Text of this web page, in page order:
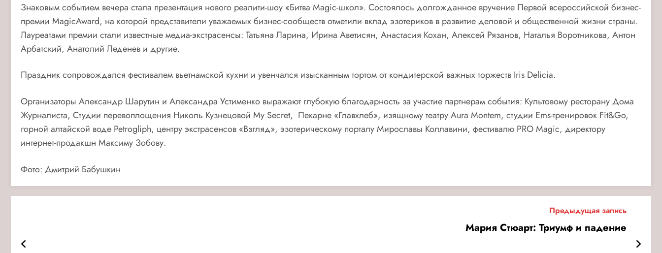
Знаковым событием вечера стала презентация нового реалити-шоу «Битва Magic-школ». Состоялось долгожданное вручение Первой всероссийской бизнес-
премии MagicAward, на которой представители уважаемых бизнес-сообществ отметили вклад эзотериков в развитие деловой и общественной жизни страны.
Лауреатами премии стали известные медиа-экстрасенсы: Татьяна Ларина, Ирина Аветисян, Анастасия Кохан, Алексей Рязанов, Наталья Воротникова, Антон
Арбатский, Анатолий Леденев и другие.
Праздник сопровождался фестивалем вьетнамской кухни и увенчался изысканным тортом от кондитерской важных торжеств Iris Delicia.
Организаторы Александр Шарутин и Александра Устименко выражают глубокую благодарность за участие партнерам события: Культовому ресторану Дома
Журналиста, Студии перевоплощения Николь Кузнецовой My Secret, Пекарне «Главхлеб», изящному театру Aura Montem, студии Еms-тренировок Fit&Go,
горной алтайской воде Petrogliph, центру экстрасенсов «Взгляд», эзотерическому порталу Мирославы Коллавини, фестивалю PRO Magic, директору
интернет-продакшн Максиму Зобову.
Фото: Дмитрий Бабушкин
Предыдущая запись
Мария Стюарт: Триумф и падение